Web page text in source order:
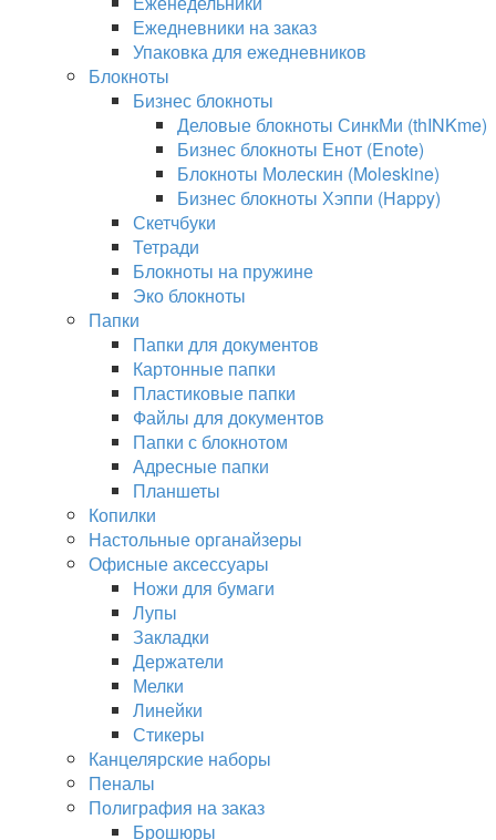
Ежедневники на заказ
Упаковка для ежедневников
Блокноты
Бизнес блокноты
Деловые блокноты СинкМи (thINKme)
Бизнес блокноты Енот (Enote)
Блокноты Молескин (Moleskine)
Бизнес блокноты Хэппи (Happy)
Скетчбуки
Тетради
Блокноты на пружине
Эко блокноты
Папки
Папки для документов
Картонные папки
Пластиковые папки
Файлы для документов
Папки с блокнотом
Адресные папки
Планшеты
Копилки
Настольные органайзеры
Офисные аксессуары
Ножи для бумаги
Лупы
Закладки
Держатели
Мелки
Линейки
Стикеры
Канцелярские наборы
Пеналы
Полиграфия на заказ
Брошюры